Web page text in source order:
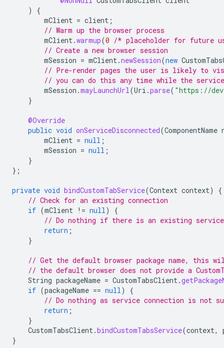
)
{
mClient = client ;
// Warm up the browser process
mClient.warmup(0 /* placeholder for future
// Create a new browser session
mSession = mClient.newSession(new
// Pre-render pages the user is likely to
// you can do this any time while the
mSession .mayLaunchUrl(Uri .parse( "https://
}
@Override
public void onServiceDisconnected(ComponentName
mClient = null ;
mSession = null ;
}
};
private void bindCustomTabService(Context context)
{
// Check for an existing connection
if (mClient != null)
{
// Do nothing if there is an existing service
return ;
}
// Get the default browser package name, this
// the default browser does not provide a
String packageName = CustomTabsClient.
if (packageName == null)
{
// Do nothing as service connection is not
return ;
}
CustomTabsClient.bindCustomTabsService(context,
}